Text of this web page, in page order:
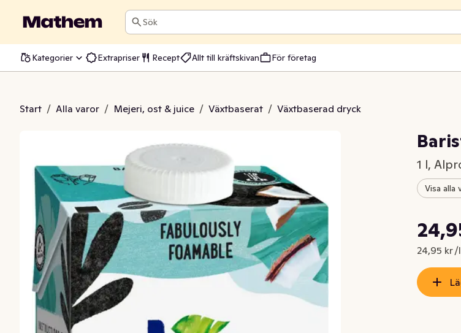
Sök
Kategorier Extrapriser Recept Allt till kräftskivan För företag
Start / Alla varor / Mejeri, ost & juice / Växtbaserat / Växtbaserad dryck
Kokos
1 l,
Visa alla
24,95 kr /l
Styckpris: